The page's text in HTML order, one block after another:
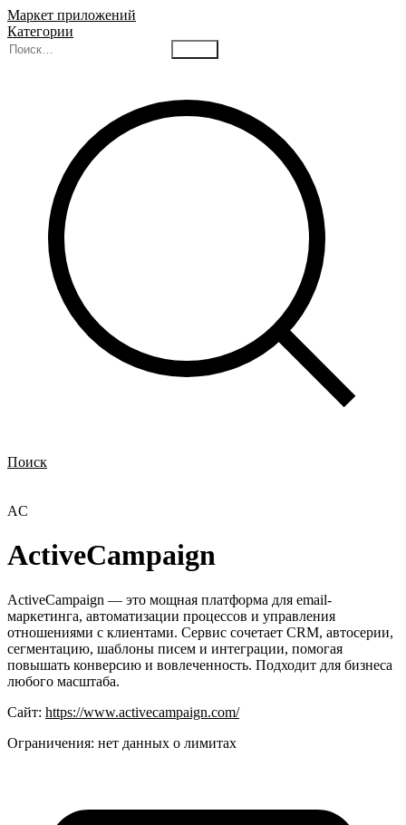
Маркет приложений
Категории
Поиск
AC
ActiveCampaign
ActiveCampaign — это мощная платформа для email-
маркетинга, автоматизации процессов и управления
отношениями с клиентами. Сервис сочетает CRM, автосерии,
сегментацию, шаблоны писем и интеграции, помогая
повышать конверсию и вовлеченность. Подходит для бизнеса
любого масштаба.
Сайт: https://www.activecampaign.com/
Ограничения: нет данных о лимитах